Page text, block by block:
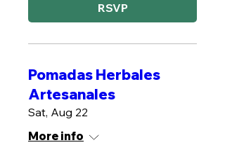
RSVP
Pomadas Herbales
Artesanales
Sat, Aug 22
More info